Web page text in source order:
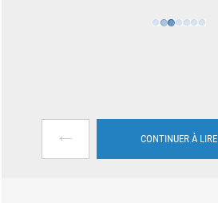
← CONTINUER À LIRE